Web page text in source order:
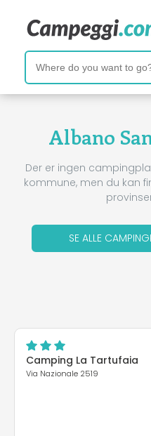
Albano
Der er ingen
kommune, men du kan
SE ALLE
Camping La Tartufaia
Via Nazionale 2519